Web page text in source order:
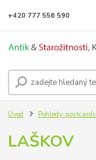
+420 777 556 590
Úvod Pohledy-postcards
LAŠKOV